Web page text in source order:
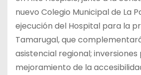
nuevo Colegio Municipal de La
ejecución del Hospital para la
Tamarugal, que
asistencial regional; inversiones
mejoramiento de la